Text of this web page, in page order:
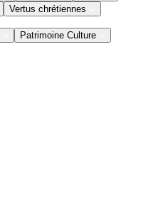
Vertus chrétiennes
Patrimoine Culture